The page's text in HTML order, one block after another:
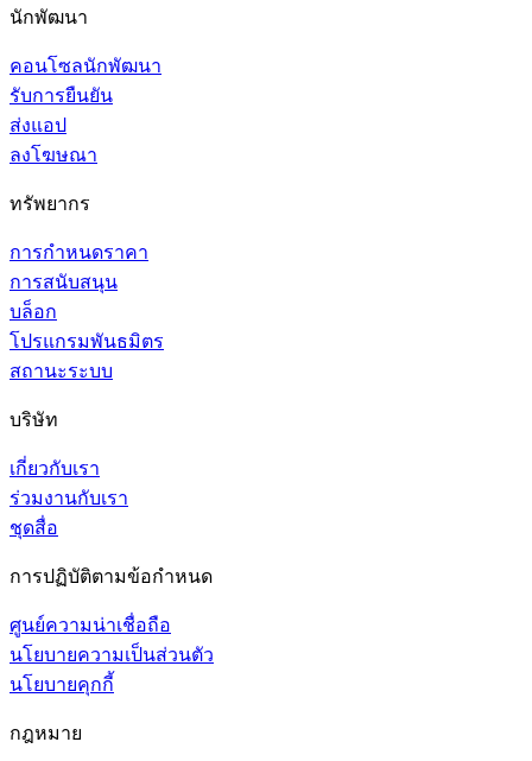
นักพัฒนา
คอนโซลนักพัฒนา
รับการยืนยัน
ส่งแอป
ลงโฆษณา
ทรัพยากร
การกำหนดราคา
การสนับสนุน
บล็อก
โปรแกรมพันธมิตร
สถานะระบบ
บริษัท
เกี่ยวกับเรา
ร่วมงานกับเรา
ชุดสื่อ
การปฏิบัติตามข้อกำหนด
ศูนย์ความน่าเชื่อถือ
นโยบายความเป็นส่วนตัว
นโยบายคุกกี้
กฎหมาย